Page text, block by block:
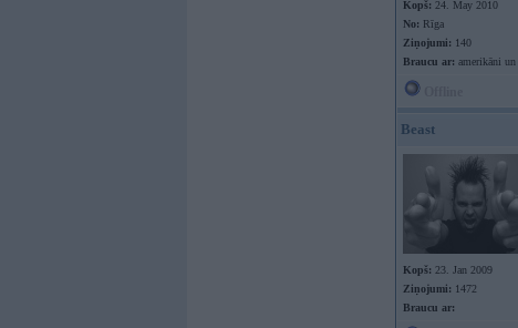
Kopš: 24. May 2010
No: Rīga
Ziņojumi: 140
Braucu ar: amerikāni un
Beast
Kopš: 23. Jan 2009
Ziņojumi: 1472
Braucu ar: